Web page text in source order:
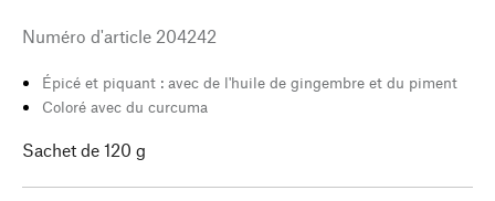
Numéro d'article 204242
Épicé et piquant : avec de l'huile de gingembre et du piment
Coloré avec du curcuma
Sachet de 120 g